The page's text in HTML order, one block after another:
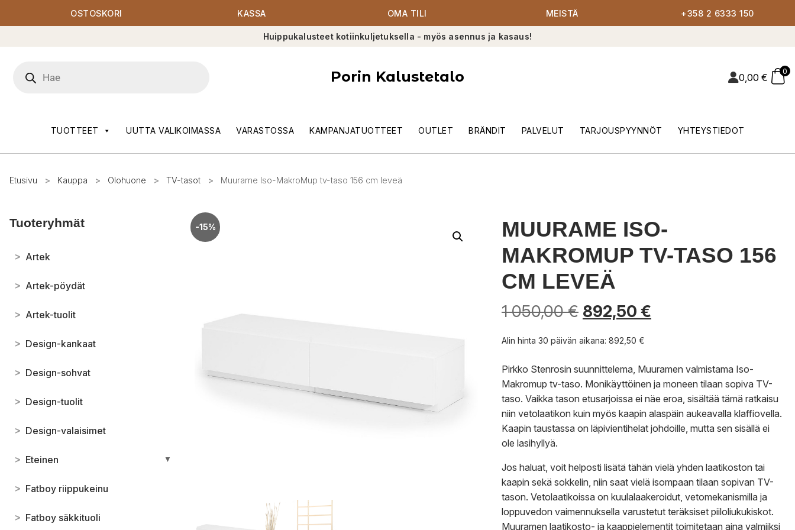
OSTOSKORI KASSA OMA TILI MEISTÄ +358 2 6333 150
Huippukalusteet kotiinkuljetuksella - myös asennus ja kasaus!
search
Porin Kalustetalo 0,00 €
0
TUOTTEET UUTTA VALIKOIMASSA VARASTOSSA KAMPANJATUOTTEET OUTLET BRÄNDIT PALVELUT TARJOUSPYYNNÖT YHTEYSTIEDOT
Etusivu > Kauppa > Olohuone > TV-tasot > Muurame Iso-MakroMup tv-taso 156 cm leveä
Tuoteryhmät
> Artek
> Artek-pöydät
> Artek-tuolit
> Design-kankaat
> Design-sohvat
> Design-tuolit
> Design-valaisimet
> Eteinen ▼
> Fatboy riippukeinu
> Fatboy säkkituoli
-15%
MUURAME ISO-
MAKROMUP TV-TASO 156
CM LEVEÄ
1 050,00€ 892,50 €
Alin hinta 30 päivän aikana: 892,50 €
Pirkko Stenrosin suunnittelema, Muuramen valmistama Iso-
Makromup tv-taso. Monikäyttöinen ja moneen tilaan sopiva TV-
taso. Vaikka tason etusarjoissa ei näe eroa, sisältää tämä ratkaisu
niin vetolaatikon kuin myös kaapin alaspäin aukeavalla klaffiovella.
Kaapin taustassa on läpivientihelat johdoille, mutta sen sisällä ei
ole lasihyllyä.
Jos haluat, voit helposti lisätä tähän vielä yhden laatikoston tai
kaapin sekä sokkelin, niin saat vielä isompaan tilaan sopivan TV-
tason. Vetolaatikoissa on kuulalaakeroidut, vetomekanismilla ja
loppuvedon vaimennuksella varustetut teräksiset piiloliukukiskot.
Muuramen laatikosto- ja kaappielementit toimitetaan aina valmiiksi